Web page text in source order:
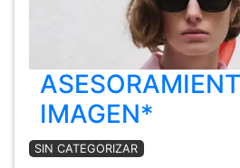
IMAGEN*
SIN CATEGORIZAR